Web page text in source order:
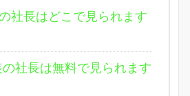
社長はどこで見られます
社長は無料で見られます